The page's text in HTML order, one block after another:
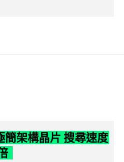
簡架構晶片 搜尋速度